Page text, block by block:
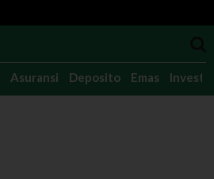
Asuransi Deposito Emas